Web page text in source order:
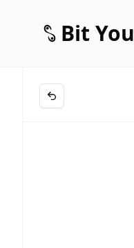
Bit You